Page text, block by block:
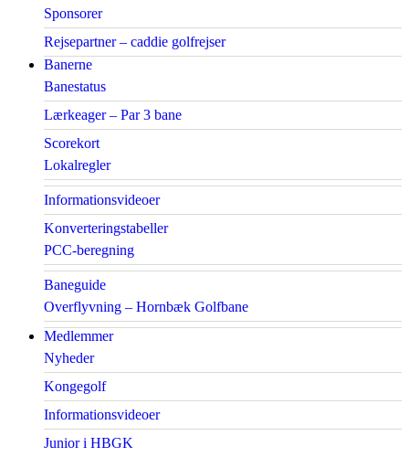
Sponsorer
Rejsepartner – caddie golfrejser
Banerne
Banestatus
Lærkeager – Par 3 bane
Scorekort
Lokalregler
Informationsvideoer
Konverteringstabeller
PCC-beregning
Baneguide
Overflyvning – Hornbæk Golfbane
Medlemmer
Nyheder
Kongegolf
Informationsvideoer
Junior i HBGK